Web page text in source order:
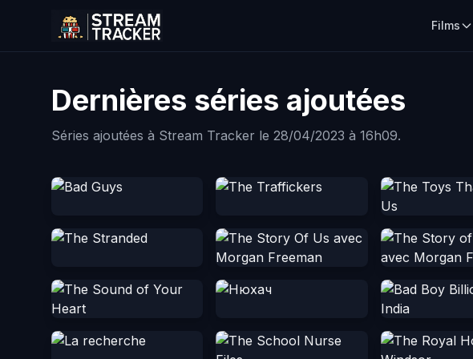
Films
Dernières séries ajoutées
Séries ajoutées à Stream Tracker le 28/04/2023 à 16h09.